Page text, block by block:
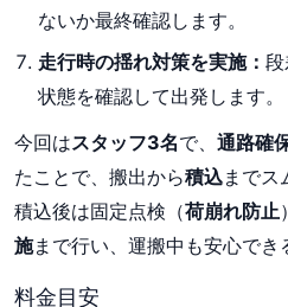
ないか最終確認します。
走行時の揺れ対策を実施：
状態を確認して出発します。
今回はスタッフ3名で、 通路確
たことで、搬出から積込までス
積込後は固定点検（荷崩れ防止
施まで行い、運搬中も安心でき
料金目安